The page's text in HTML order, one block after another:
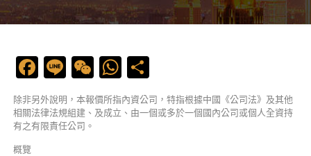
Facebook
LineWeChatWhatsApp
除非另外說明，本報價所指內資公司，特指根據中國《公司法》及其他
相關法律法規組建、及成立、由一個或多於一個國內公司或個人全資持
有之有限責任公司。
概覽